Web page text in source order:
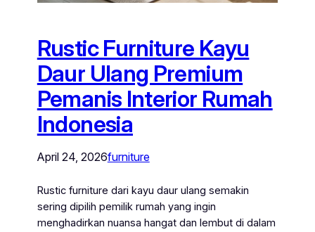
Rustic Furniture Kayu
Daur Ulang Premium
Pemanis Interior Rumah
Indonesia
April 24, 2026furniture
Rustic furniture dari kayu daur ulang semakin
sering dipilih pemilik rumah yang ingin
menghadirkan nuansa hangat dan lembut di dalam